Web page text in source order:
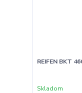
REIFEN BKT
Skladom